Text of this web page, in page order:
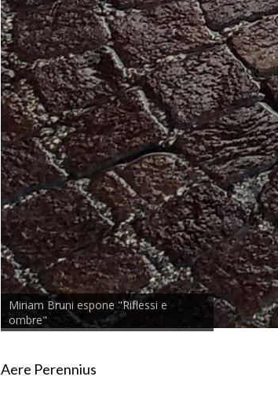
Miriam Bruni espone "Riflessi e
ombre"
Aere Perennius